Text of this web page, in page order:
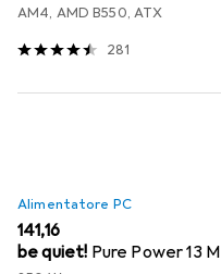
AM4, AMD B550, ATX
281
Alimentatore PC
EUR
141,16
be quiet! Pure Power 13 M